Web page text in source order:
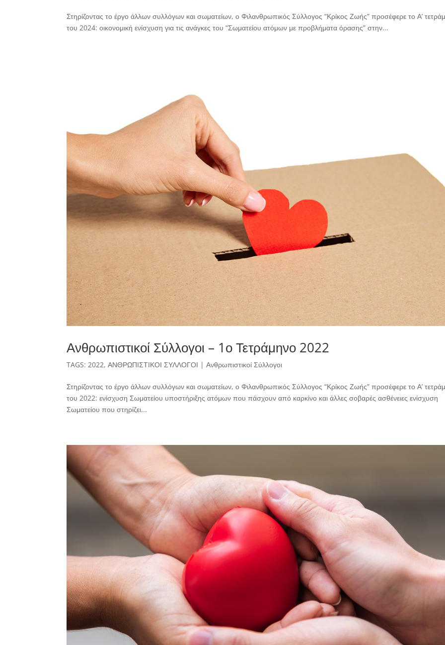
Στηρίζοντας το έργο άλλων συλλόγων και σωματείων, ο Φιλανθρωπικός Σύλλογος “Κρίκος Ζωής” προσέφερε το Α’
του 2024: οικονομική ενίσχυση για τις ανάγκες του “Σωματείου ατόμων με προβλήματα όρασης” στην...
Ανθρωπιστικοί Σύλλογοι – 1ο Τετράμηνο 2022
TAGS:2022,ΑΝΘΡΩΠΙΣΤΙΚΟΙ ΣΥΛΛΟΓΟΙ |Ανθρωπιστικοί Σύλλογοι
Στηρίζοντας το έργο άλλων συλλόγων και σωματείων, ο Φιλανθρωπικός Σύλλογος “Κρίκος Ζωής” προσέφερε το Α’
του 2022: ενίσχυση Σωματείου υποστήριξης ατόμων που πάσχουν από καρκίνο και άλλες σοβαρές ασθένειες ενίσχυση
Σωματείου που στηρίζει...